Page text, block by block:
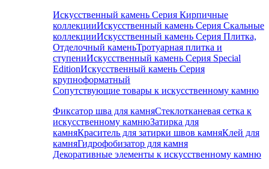
Искусственный камень Серия Кирпичные
коллекцииИскусственный камень Серия Скальные
коллекцииИскусственный камень Серия Плитка,
Отделочный каменьТротуарная плитка и
ступениИскусственный камень Серия Special
EditionИскусственный камень Серия
крупноформатный
Сопутствующие товары к искусственному камню
Фиксатор шва для камняСтеклотканевая сетка к
искусственному камнюЗатирка для
камняКраситель для затирки швов камняКлей для
камняГидрофобизатор для камня
Декоративные элементы к искусственному камню